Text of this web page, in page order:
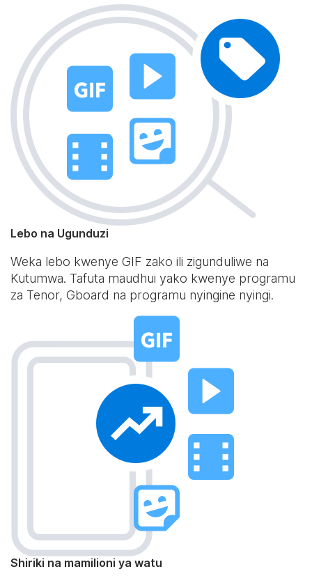
Lebo na Ugunduzi
Weka lebo kwenye GIF zako ili zigunduliwe na
Kutumwa. Tafuta maudhui yako kwenye programu
za Tenor, Gboard na programu nyingine nyingi.
Shiriki na mamilioni ya watu